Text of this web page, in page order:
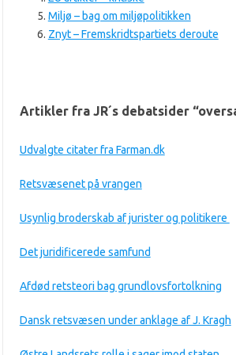
Miljø – bag om miljøpolitikken
Znyt – Fremskridtspartiets deroute
Artikler fra JR´s debatsider
Udvalgte citater fra Farman.dk
Retsvæsenet på vrangen
Usynlig broderskab af jurister og politikere
Det juridificerede samfund
Afdød retsteori bag grundlovsfortolkning
Dansk retsvæsen under anklage af J. Kragh